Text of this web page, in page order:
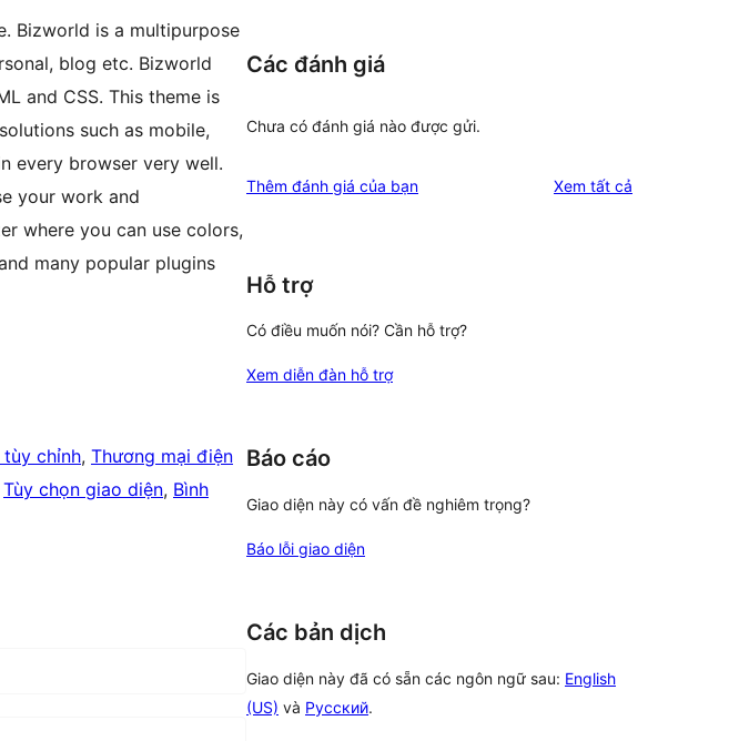
Bizworld is a multipurpose
blog etc. Bizworld
and CSS. This theme is
such as mobile,
every browser very well.
your work and
where you can use colors,
many popular plugins
tùy chỉnh, Thương mại điện
Tùy chọn giao diện, Bình
Các đánh giá
Chưa có đánh giá nào được gửi.
Thêm đánh giá của bạn Xem tất cả
Hỗ trợ
Có điều muốn nói? Cần hỗ trợ?
Xem diễn đàn hỗ trợ
Báo cáo
Giao diện này có vấn đề nghiêm trọng?
Báo lỗi giao diện
Các bản dịch
Giao diện này đã có sẵn các ngôn ngữ sau: English
(US) và Русский.